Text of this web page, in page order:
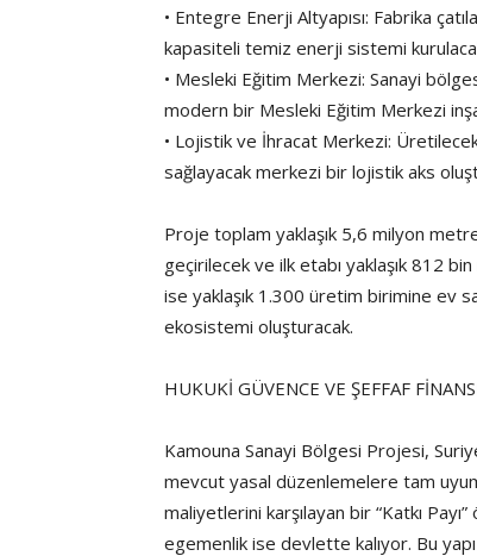
• Entegre Enerji Altyapısı: Fabrika
kapasiteli temiz enerji sistemi
• Mesleki Eğitim Merkezi: Sanayi
modern bir Mesleki Eğitim Merkezi
• Lojistik ve İhracat Merkezi:
sağlayacak merkezi bir lojistik aks
Proje toplam yaklaşık 5,6 milyon
geçirilecek ve ilk etabı yaklaşık 812
ise yaklaşık 1.300 üretim birimine ev
ekosistemi oluşturacak.
HUKUKİ GÜVENCE VE ŞEFFAF
Kamouna Sanayi Bölgesi Projesi,
mevcut yasal düzenlemelere tam
maliyetlerini karşılayan bir “Katkı
egemenlik ise devlette kalıyor. Bu